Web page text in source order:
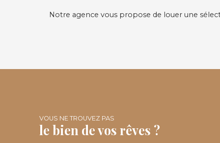
gratuite, sans engagement.
Notre agence vous propose de louer une
VOUS NE TROUVEZ PAS
le bien de vos rêves ?